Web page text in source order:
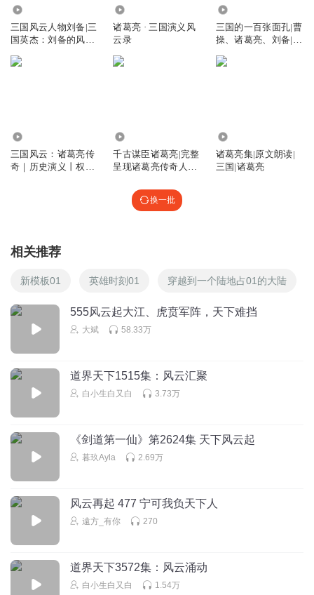
三国风云人物刘备|三
国英杰：刘备的风云
诸葛亮 · 三国演义风
云录
三国的一百张面孔|曹
操、诸葛亮、刘备|三
三国风云：诸葛亮传
奇｜历史演义丨权谋
千古谋臣诸葛亮|完整
呈现诸葛亮传奇人生
三国演义
诸葛亮集|原文朗读|
三国|诸葛亮
换一批
相关推荐
新模板01 英雄时刻01 穿越到一个陆地占01的大陆
555风云起大江、虎贲军阵，天下难挡
大斌 58.33万
道界天下1515集：风云汇聚
白小生白又白 3.73万
《剑道第一仙》第2624集 天下风云起
暮玖Ayla 2.69万
风云再起 477 宁可我负天下人
遠方_有你 270
道界天下3572集：风云涌动
白小生白又白 1.54万